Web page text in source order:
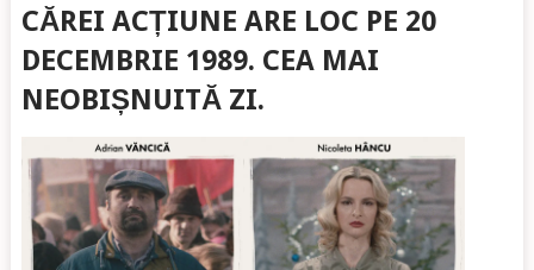
CĂREI ACȚIUNE ARE LOC PE 20
DECEMBRIE 1989. CEA MAI
NEOBIȘNUITĂ ZI.